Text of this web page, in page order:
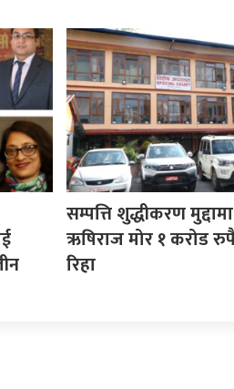
सम्पत्ति शुद्धीकरण
ऋषिराज मोर १ करोड
रिहा